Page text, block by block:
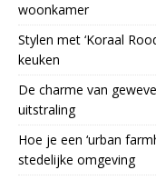
woonkamer
Stylen met ‘Koraal
keuken
De charme van
uitstraling
Hoe je een ‘urban
stedelijke omgeving